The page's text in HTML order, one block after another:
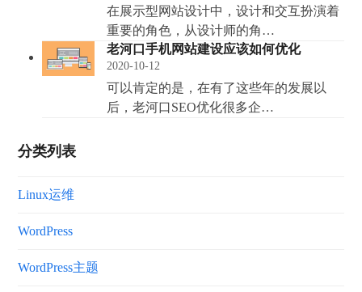
在展示型网站设计中，设计和交互扮演着
重要的角色，从设计师的角…
老河口手机网站建设应该如何优化
2020-10-12
可以肯定的是，在有了这些年的发展以
后，老河口SEO优化很多企…
分类列表
Linux运维
WordPress
WordPress主题